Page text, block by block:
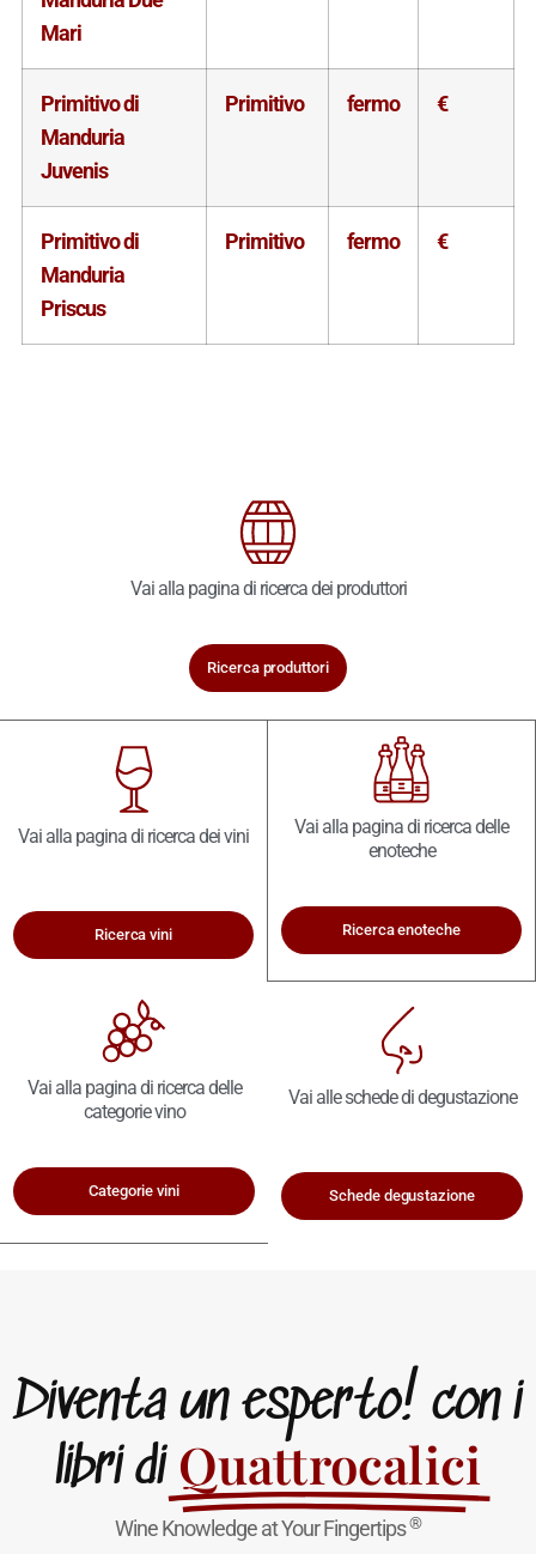
Mari
Primitivo di
Manduria
Juvenis
Primitivo fermo €
Primitivo di
Manduria
Priscus
Primitivo fermo €
Vai alla pagina di ricerca dei produttori
Ricerca produttori
Vai alla pagina di ricerca dei vini
Ricerca vini
Vai alla pagina di ricerca delle
enoteche
Ricerca enoteche
Vai alla pagina di ricerca delle
categorie vino
Categorie vini
Vai alle schede di degustazione
Schede degustazione
Diventa un esperto! con i
libri di Quattrocalici
Wine Knowledge at Your Fingertips®